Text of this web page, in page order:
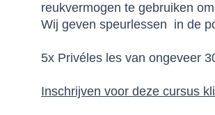
reukvermogen te gebruiken
Wij geven speurlessen in de
5x Privéles les van ongeveer
Inschrijven voor deze cursus